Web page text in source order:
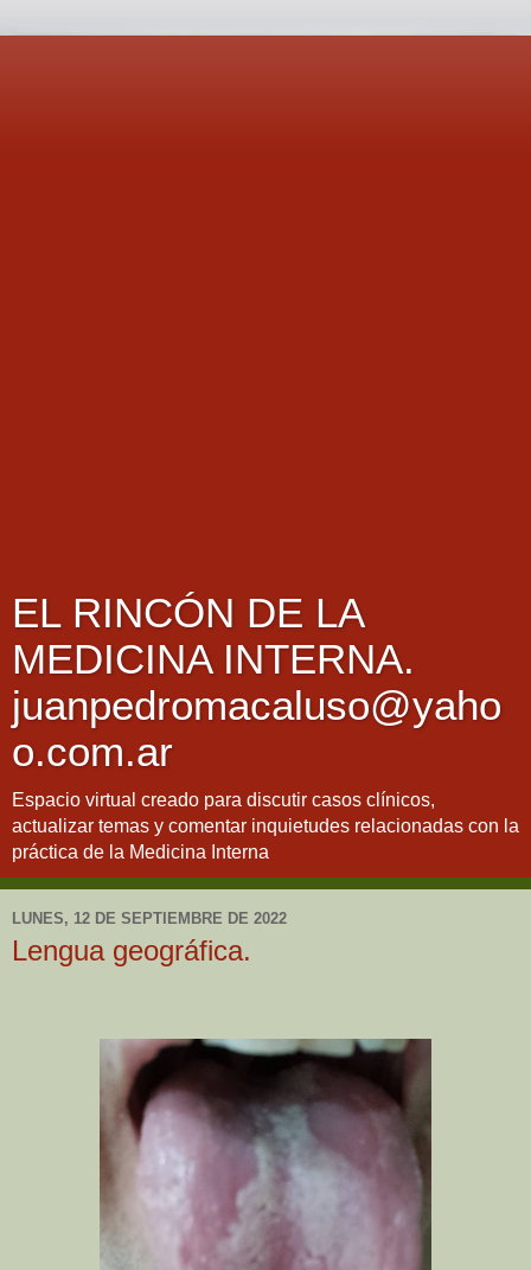
EL RINCÓN DE LA
MEDICINA INTERNA.
juanpedromacaluso@yaho
o.com.ar
Espacio virtual creado para discutir casos clínicos,
actualizar temas y comentar inquietudes relacionadas con la
práctica de la Medicina Interna
LUNES, 12 DE SEPTIEMBRE DE 2022
Lengua geográfica.